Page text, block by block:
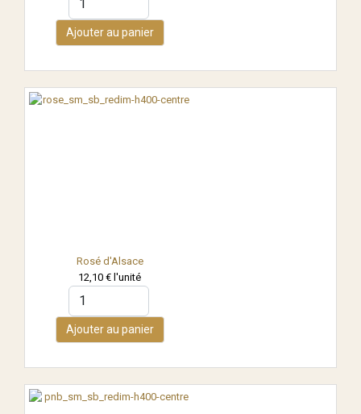
Ajouter au panier
Rosé d'Alsace
12,10 € l'unité
Ajouter au panier